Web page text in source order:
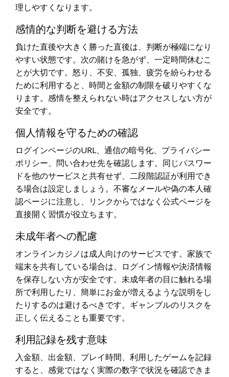
理しやすくなります。
感情的な判断を避ける方法
負けた直後や大きく勝った直後は、判断が極端になり
やすい状態です。次の賭けを急がず、一定時間休むこ
とが大切です。怒り、不安、孤独、疲労を紛らわせる
ために利用すると、時間と金額の制限を破りやすくな
ります。感情を整えられない時はアクセスしない方が
安全です。
個人情報を守るための確認
ログインページのURL、通信の暗号化、プライバシー
ポリシー、問い合わせ先を確認します。同じパスワー
ドを他のサービスと共有せず、二段階認証が利用でき
る場合は設定しましょう。不審なメールや偽の本人確
認ページに注意し、リンクからではなく公式ページを
直接開く習慣が役立ちます。
未成年者への配慮
オンラインカジノは成人向けのサービスです。家族で
端末を共有している場合は、ログイン情報や決済情報
を保存しない方が安全です。未成年者の目に触れる場
所で利用したり、簡単にお金が増えるような説明をし
たりするのは避けるべきです。ギャンブルのリスクを
正しく伝えることも重要です。
利用記録を残す意味
入金額、出金額、プレイ時間、利用したゲームを記録
すると、感覚ではなく実際の数字で状況を確認できま